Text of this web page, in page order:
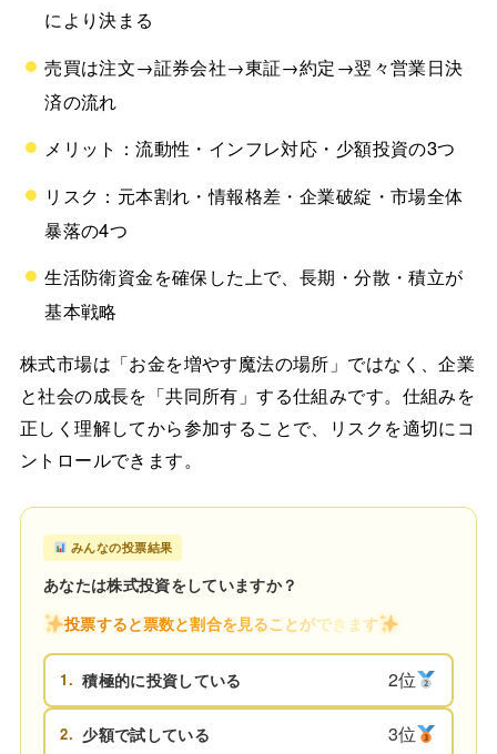
により決まる
売買は注文→証券会社→東証→約定→翌々営業日決
済の流れ
メリット：流動性・インフレ対応・少額投資の3つ
リスク：元本割れ・情報格差・企業破綻・市場全体
暴落の4つ
生活防衛資金を確保した上で、長期・分散・積立が
基本戦略
株式市場は「お金を増やす魔法の場所」ではなく、企業
と社会の成長を「共同所有」する仕組みです。仕組みを
正しく理解してから参加することで、リスクを適切にコ
ントロールできます。
みんなの投票結果
あなたは株式投資をしていますか？
投票すると票数と割合を見ることができます
1. 積極的に投資している 2位
2. 少額で試している 3位